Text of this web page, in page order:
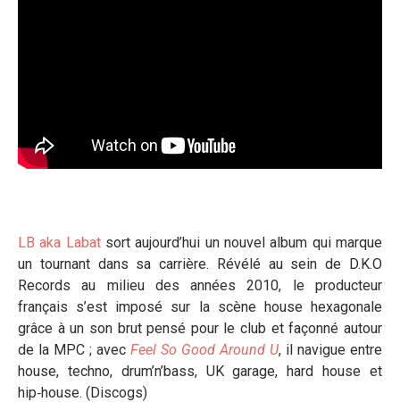
LB aka Labatsort aujourd’hui un nouvel album qui marque
un tournant dans sa carrière. Révélé au sein de D.K.O
Records au milieu des années 2010, le producteur
français s’est imposé sur la scène house hexagonale
grâce à un son brut pensé pour le club et façonné autour
de la MPC ; avec Feel So Good Around U, il navigue entre
house, techno, drum’n’bass, UK garage, hard house et
hip‑house. (Discogs)